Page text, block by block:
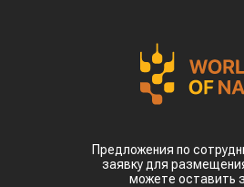
Предложения по
заявку для
можете оставить